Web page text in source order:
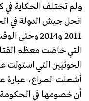
ولم تختلف الحكاية في
انحل جيش الدولة في
2011 و2014
التي خاضت معظم
أشعلت الصراع، عبارة
أن خصومها في الحكومة